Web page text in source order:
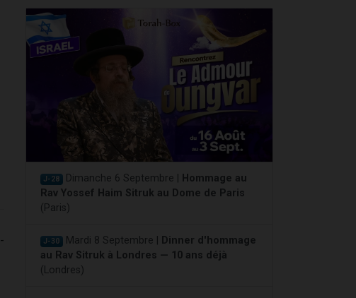
J-28 Dimanche 6 Septembre |
Hommage au
Rav Yossef Haim Sitruk au Dome de Paris
(Paris)
J-30 Mardi 8 Septembre |
Dinner d'hommage
au Rav Sitruk à Londres — 10 ans déjà
(Londres)